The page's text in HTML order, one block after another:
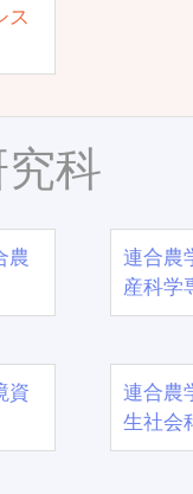
ス
科
農
連合農
産科学
資
連合農
生社会